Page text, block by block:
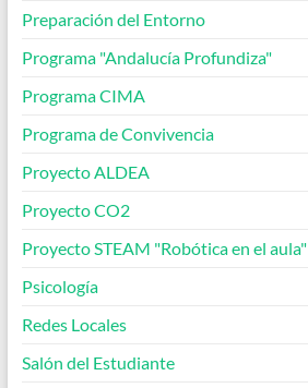
Preparación del Entorno
Programa "Andalucía Profundiza"
Programa CIMA
Programa de Convivencia
Proyecto ALDEA
Proyecto CO2
Proyecto STEAM "Robótica en el aula"
Psicología
Redes Locales
Salón del Estudiante